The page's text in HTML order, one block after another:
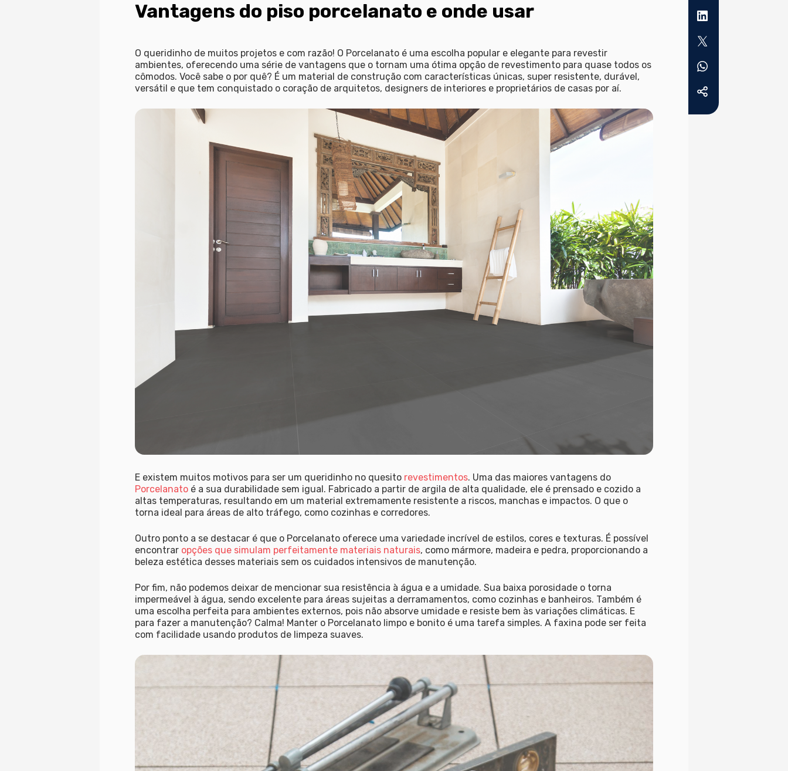
Vantagens do piso porcelanato e onde usar
O queridinho de muitos projetos e com razão! O Porcelanato é uma escolha popular e elegante para revestir
ambientes, oferecendo uma série de vantagens que o tornam uma ótima opção de revestimentopara quase todos os
cômodos. Você sabe o por quê? É um material de construção com características únicas, super resistente, durável,
versátil e que tem conquistado o coração de arquitetos, designers de interiores e proprietários de casas por aí.
E existem muitos motivos para ser um queridinho no quesito revestimentos. Uma das maiores vantagens do
Porcelanatoé a sua durabilidade sem igual. Fabricado a partir de argila de alta qualidade, ele é prensado e cozido a
altas temperaturas, resultando em um material extremamente resistente a riscos, manchas e impactos. O que o
torna ideal para áreas de alto tráfego, como cozinhas e corredores.
Outro ponto a se destacar é que o Porcelanato oferece uma variedade incrível de estilos, cores e texturas. É possível
encontrar opções que simulam perfeitamente materiais naturais, como mármore, madeira e pedra, proporcionando a
beleza estética desses materiais sem os cuidados intensivos de manutenção.
Por fim, não podemos deixar de mencionar sua resistência à água e a umidade. Sua baixa porosidade o torna
impermeável à água, sendo excelente para áreas sujeitas a derramamentos, como cozinhas e banheiros. Também é
uma escolha perfeita para ambientes externos, pois não absorve umidade e resiste bem às variações climáticas. E
para fazer a manutenção? Calma! Manter o Porcelanato limpo e bonito é uma tarefa simples. A faxina pode ser feita
com facilidade usando produtos de limpeza suaves.